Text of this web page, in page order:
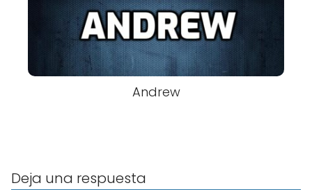
Andrew
Deja una respuesta